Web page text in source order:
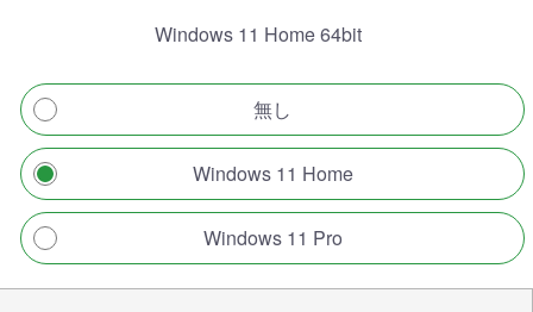
Windows 11 Home 64bit
無し
Windows 11 Home
Windows 11 Pro